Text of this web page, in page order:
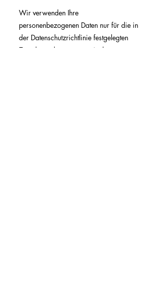
Wir verwenden Ihre
personenbezogenen Daten nur für die in
der Datenschutzrichtlinie festgelegten
Zwecke und nur, wenn wir davon